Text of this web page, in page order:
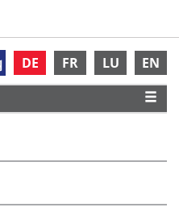
DE FR LU EN